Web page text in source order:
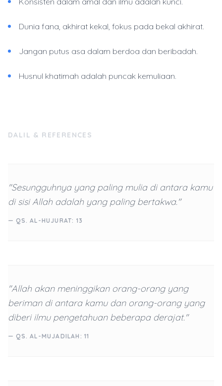
Dunia fana, akhirat kekal, fokus pada bekal akhirat.
Jangan putus asa dalam berdoa dan beribadah.
Husnul khatimah adalah puncak kemuliaan.
DALIL & REFERENCES
"Sesungguhnya yang paling mulia di antara kamu
di sisi Allah adalah yang paling bertakwa."
— QS. AL-HUJURAT: 13
"Allah akan meninggikan orang-orang yang
beriman di antara kamu dan orang-orang yang
diberi ilmu pengetahuan beberapa derajat."
— QS. AL-MUJADILAH: 11